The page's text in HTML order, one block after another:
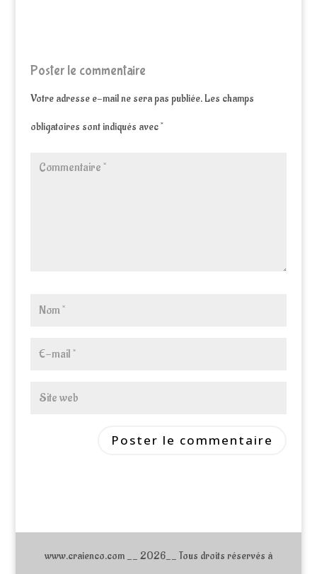
Poster le commentaire
Votre adresse e-mail ne sera pas publiée.Les champs
obligatoires sont indiqués avec*
www.craienco.com __ 2026__ Tous droits réservés à